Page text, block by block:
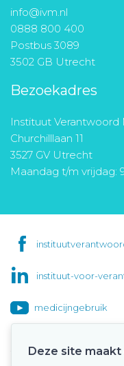
info@ivm.nl
0888 800 400
Postbus 3089
3502 GB Utrecht
Bezoekadres
Instituut
Churchilllaan 11
3527 GV Utrecht
Maandag t/m vrijdag:
instituut-voor-
medicijngebruik
Deze site